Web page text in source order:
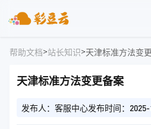
帮助文档>站长知识>天津标准方法变
天津标准方法变更备案
发布人：客服中心发布时间：